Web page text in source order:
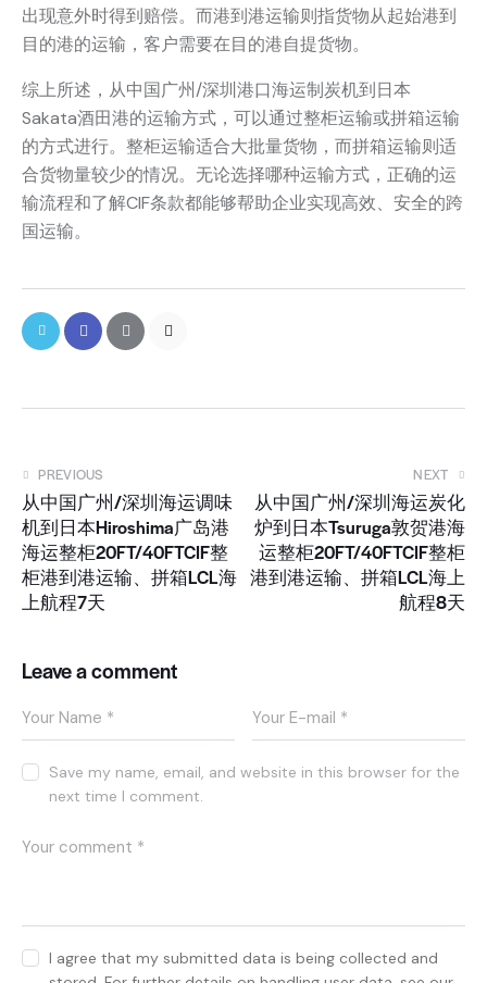
出现意外时得到赔偿。而港到港运输则指货物从起始港到
目的港的运输，客户需要在目的港自提货物。
综上所述，从中国广州/深圳港口海运制炭机到日本
Sakata酒田港的运输方式，可以通过整柜运输或拼箱运输
的方式进行。整柜运输适合大批量货物，而拼箱运输则适
合货物量较少的情况。无论选择哪种运输方式，正确的运
输流程和了解CIF条款都能够帮助企业实现高效、安全的跨
国运输。
PREVIOUS
从中国广州/深圳海运调味
机到日本Hiroshima广岛港
海运整柜20FT/40FTCIF整
柜港到港运输、拼箱LCL海
上航程7天
NEXT
从中国广州/深圳海运炭化
炉到日本Tsuruga敦贺港海
运整柜20FT/40FTCIF整柜
港到港运输、拼箱LCL海上
航程8天
Leave a comment
Save my name, email, and website in this browser for the
next time I comment.
I agree that my submitted data is being collected and